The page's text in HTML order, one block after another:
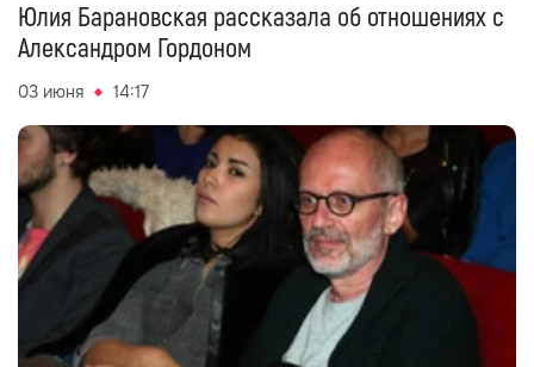
Юлия Барановская рассказала об отношениях с
Александром Гордоном
03 июня 14:17